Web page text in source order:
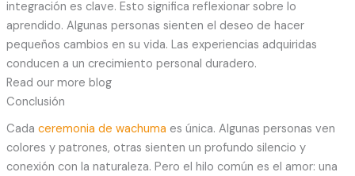
integración es clave. Esto significa reflexionar sobre lo
aprendido. Algunas personas sienten el deseo de hacer
pequeños cambios en su vida. Las experiencias adquiridas
conducen a un crecimiento personal duradero.
Read our more blog
Conclusión
Cada ceremonia de wachuma es única. Algunas personas ven
colores y patrones, otras sienten un profundo silencio y
conexión con la naturaleza. Pero el hilo común es el amor: una